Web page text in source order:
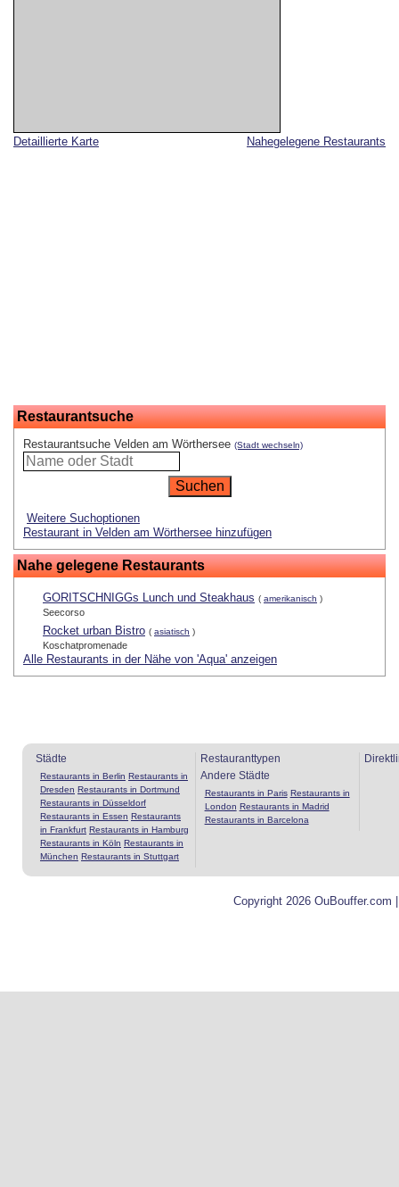
Nahegelegene Restaurants
Detaillierte Karte
Restaurantsuche
Restaurantsuche Velden am Wörthersee (Stadt wechseln)
Weitere Suchoptionen
Restaurant in Velden am Wörthersee hinzufügen
Nahe gelegene Restaurants
GORITSCHNIGGs Lunch und Steakhaus ( amerikanisch )
Seecorso
Rocket urban Bistro ( asiatisch )
Koschatpromenade
Alle Restaurants in der Nähe von 'Aqua' anzeigen
Städte
Restaurants in Berlin Restaurants in
Dresden Restaurants in Dortmund
Restaurants in Düsseldorf
Restaurants in Essen Restaurants
in Frankfurt Restaurants in Hamburg
Restaurants in Köln Restaurants in
München Restaurants in Stuttgart
Restauranttypen
Andere Städte
Restaurants in Paris Restaurants in
London Restaurants in Madrid
Restaurants in Barcelona
Copyright 2026 OuBouffer.com